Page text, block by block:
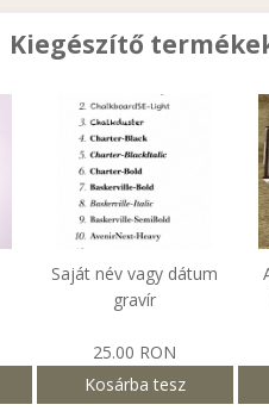
Kiegészítő
Saját név vagy dátum
gravír
25.00 RON
Kosárba tesz